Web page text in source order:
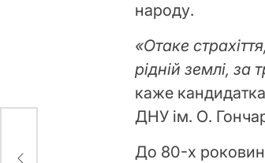
народу.
«Отаке
рідній землі, за
каже кандидатка
ДНУ ім. О.
До 80-х роковин